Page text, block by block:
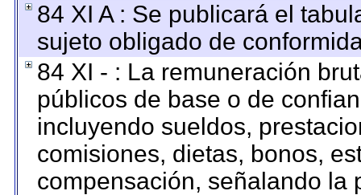
84 XI A : Se publicará el
sujeto obligado de
84 XI - : La remuneración
públicos de base o de
incluyendo sueldos,
comisiones, dietas, bonos,
compensación, señalando la